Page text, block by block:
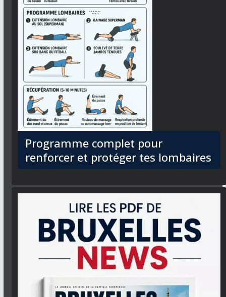
Programme complet pour
renforcer et protéger tes lombaires